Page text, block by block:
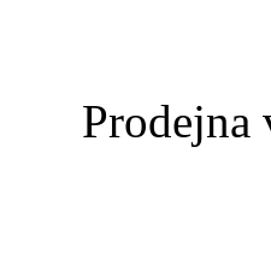
Prodejna v